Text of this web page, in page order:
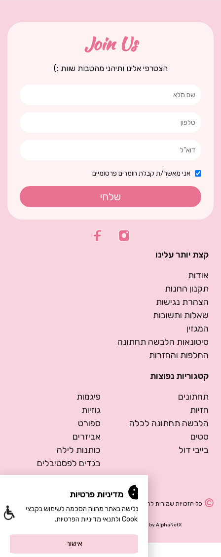
Join Us
הצטרפי אלינו ותיהני מהטבות שוות :)
אני מאשר/ת קבלת חומרים פרסומיים
שלחי
קצת יותר עלינו
אודות
תקנון החנות
הצהרת נגישות
שאלות ותשובות
המגזין
סיטונאות הלבשה תחתונה
החלפות והחזרות
קטגוריות נפוצות
תחתונים
חזיות
הלבשה תחתונה לכלה
סטים
בייבי דול
פיגמות
גוזיות
ספורט
אביזרים
כותנות לילה
בגדים לפסטיבלים
כל הזכויות שמורות להרמוסה – הלבשה תחתונה
Development byAlphaNetX
מדיניות פרטיות
הגלישה באתר מהווה הסכמה לשימוש בקבצי
Cookie ולתנאי מדיניות הפרטיות.
אישור